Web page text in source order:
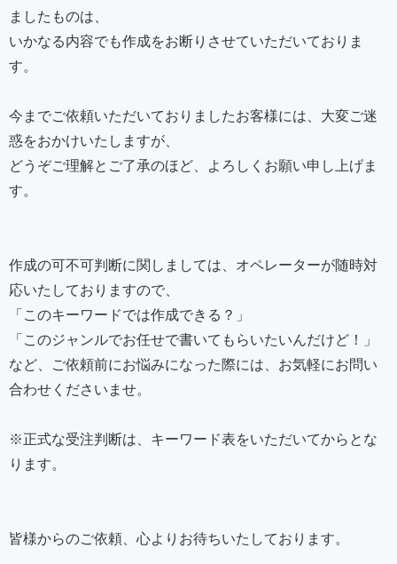
ましたものは、
いかなる内容でも作成をお断りさせていただいておりま
す。
今までご依頼いただいておりましたお客様には、大変ご迷
惑をおかけいたしますが、
どうぞご理解とご了承のほど、よろしくお願い申し上げま
す。
作成の可不可判断に関しましては、オペレーターが随時対
応いたしておりますので、
「このキーワードでは作成できる？」
「このジャンルでお任せで書いてもらいたいんだけど！」
など、ご依頼前にお悩みになった際には、お気軽にお問い
合わせくださいませ。
※正式な受注判断は、キーワード表をいただいてからとな
ります。
皆様からのご依頼、心よりお待ちいたしております。